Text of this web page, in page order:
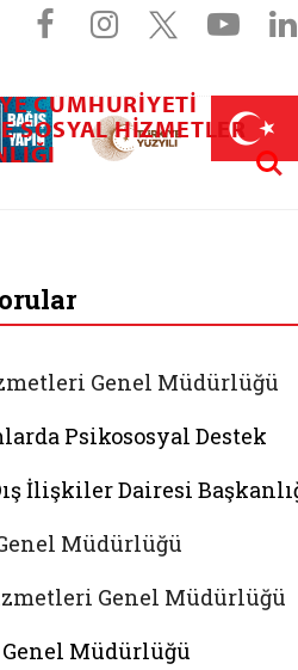
Sosyal
Facebook
Instagram
X
sekmede açılır)
On Yılı (yeni sekmede açılır)
Darülaceze bağış sayfası (yeni
CUMHURIYETI
SOSYAL HIZMETLER
Genel Müdürlüğü
Psikososyal Destek
İlişkiler Dairesi
Müdürlüğü
Genel Müdürlüğü
Müdürlüğü